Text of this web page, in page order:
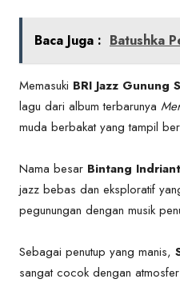
Baca Juga : Batushka
Memasuki BRI Jazz Gunung
lagu dari album terbarunya
muda berbakat yang tampil
Nama besar Bintang
jazz bebas dan eksploratif
pegunungan dengan musik
Sebagai penutup yang manis,
sangat cocok dengan